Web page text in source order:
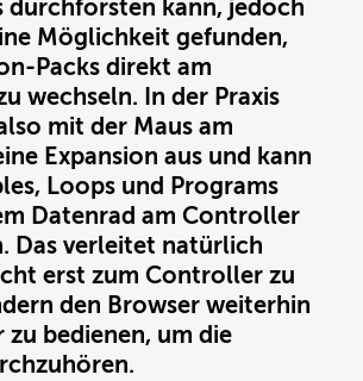
durchforsten kann, jedoch
Möglichkeit gefunden,
Packs direkt am
wechseln. In der Praxis
mit der Maus am
Expansion aus und kann
Loops und Programs
Datenrad am Controller
Das verleitet natürlich
erst zum Controller zu
den Browser weiterhin
zu bedienen, um die